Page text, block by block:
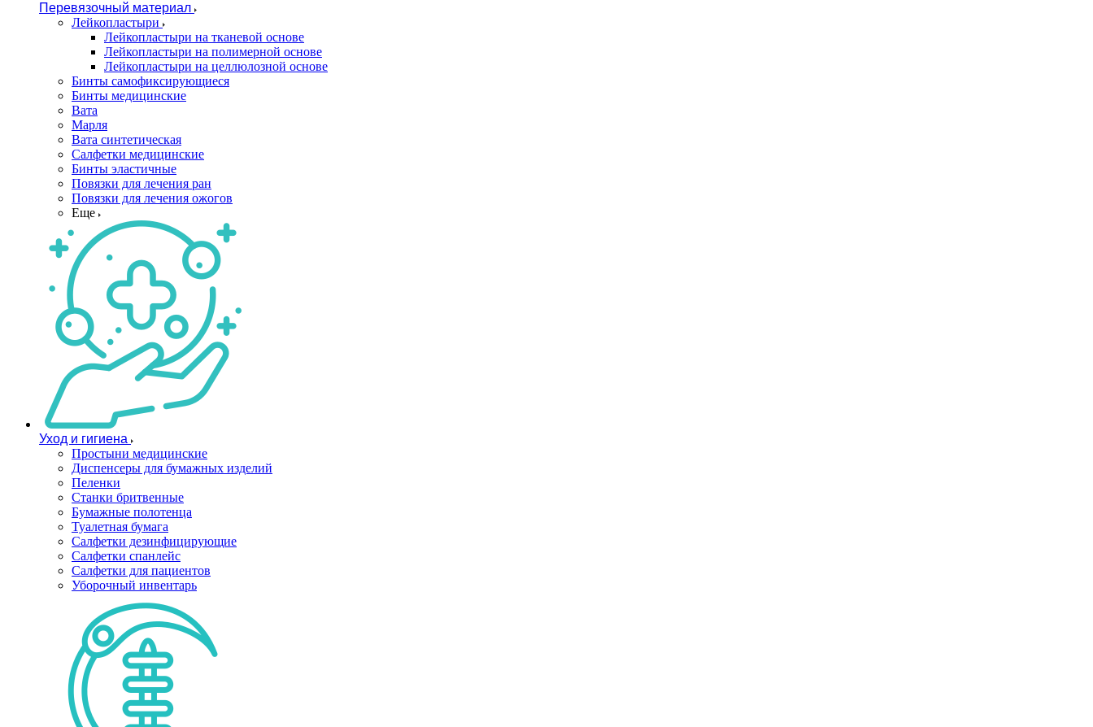
Перевязочный материал
Лейкопластыри
Лейкопластыри на тканевой основе
Лейкопластыри на полимерной основе
Лейкопластыри на целлюлозной основе
Бинты самофиксирующиеся
Бинты медицинские
Вата
Марля
Вата синтетическая
Салфетки медицинские
Бинты эластичные
Повязки для лечения ран
Повязки для лечения ожогов
Еще
Уход и гигиена
Простыни медицинские
Диспенсеры для бумажных изделий
Пеленки
Станки бритвенные
Бумажные полотенца
Туалетная бумага
Салфетки дезинфицирующие
Салфетки спанлейс
Салфетки для пациентов
Уборочный инвентарь